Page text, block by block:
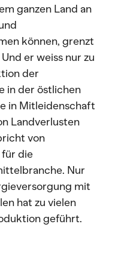
ganzen Land an
können, grenzt
er weiss nur zu
der
in der östlichen
in Mitleidenschaft
Landverlusten
von
die
Nur
mit
hat zu vielen
geführt.